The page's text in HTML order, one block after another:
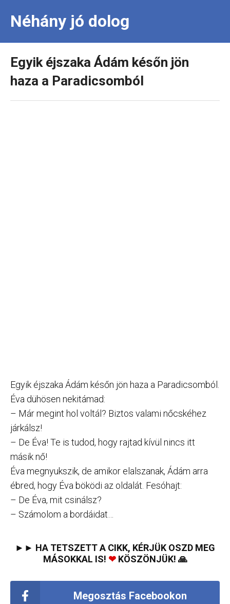
Néhány jó dolog
Egyik éjszaka Ádám későn jön
haza a Paradicsomból
Egyik éjszaka Ádám későn jön haza a Paradicsomból.
Éva dühösen nekitámad:
– Már megint hol voltál? Biztos valami nőcskéhez
járkálsz!
– De Éva! Te is tudod, hogy rajtad kívül nincs itt
másik nő!
Éva megnyukszik, de amikor elalszanak, Ádám arra
ébred, hogy Éva böködi az oldalát. Fesóhajt:
– De Éva, mit csinálsz?
– Számolom a bordáidat…
►► HA TETSZETT A CIKK, KÉRJÜK OSZD MEG
MÁSOKKAL IS! ❤KÖSZÖNJÜK! 🙏
Megosztás Facebookon